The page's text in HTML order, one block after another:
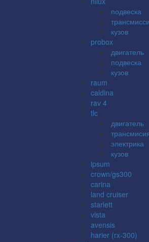
подвеска
кузов
probox
двигатель
подвеска
кузов
raum
caldina
rav 4
tlc
двигатель
электрика
кузов
ipsum
crown/gs300
carina
land cruiser
starlett
vista
avensis
harier (rx-300)